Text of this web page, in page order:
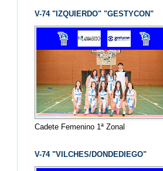
V-74 "IZQUIERDO" "GESTYCON"
Cadete Femenino 1ª Zonal
V-74 "VILCHES/DONDEDIEGO"